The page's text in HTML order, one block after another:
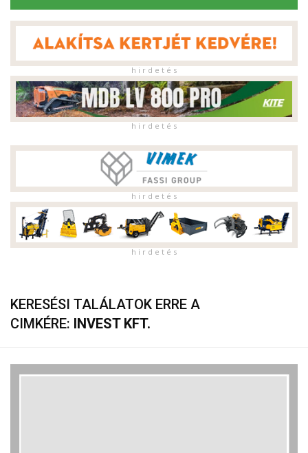
h i r d e t é s
h i r d e t é s
h i r d e t é s
h i r d e t é s
KERESÉSI TALÁLATOK ERRE A
CIMKÉRE: INVEST KFT.